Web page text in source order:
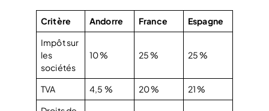
Critère Andorre France
Espagne
Impôt sur
les
sociétés
10 % 25 % 25 %
TVA 4,5 % 20 %
21 %